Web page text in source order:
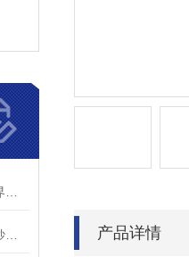
产品详情